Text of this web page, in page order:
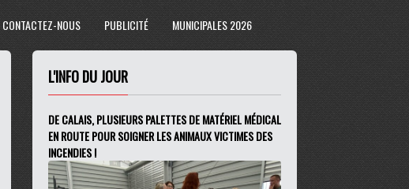
CONTACTEZ-NOUS PUBLICITÉ MUNICIPALES 2026
L'INFO DU JOUR
DE CALAIS, PLUSIEURS PALETTES DE MATÉRIEL MÉDICAL
EN ROUTE POUR SOIGNER LES ANIMAUX VICTIMES DES
INCENDIES !